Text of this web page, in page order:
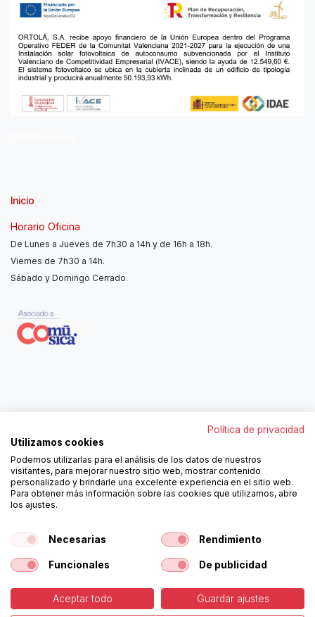
Inicio
Horario Oficina
De Lunes a Jueves de 7h30 a 14h y de 16h a 18h.
Viernes de 7h30 a 14h.
Sábado y Domingo Cerrado.
962250313
ortola@ortola-sa.es
Av. d'Albaida, s/n
46840 La Pobla del Duc (Valencia)
¡Síguenos!
Política de privacidad
Utilizamos cookies
Podemos utilizarlas para el análisis de los datos de nuestros
visitantes, para mejorar nuestro sitio web, mostrar contenido
personalizado y brindarle una excelente experiencia en el sitio web.
Para obtener más información sobre las cookies que utilizamos, abre
los ajustes.
Necesarias Rendimiento
Funcionales De publicidad
Aceptar todo Guardar ajustes